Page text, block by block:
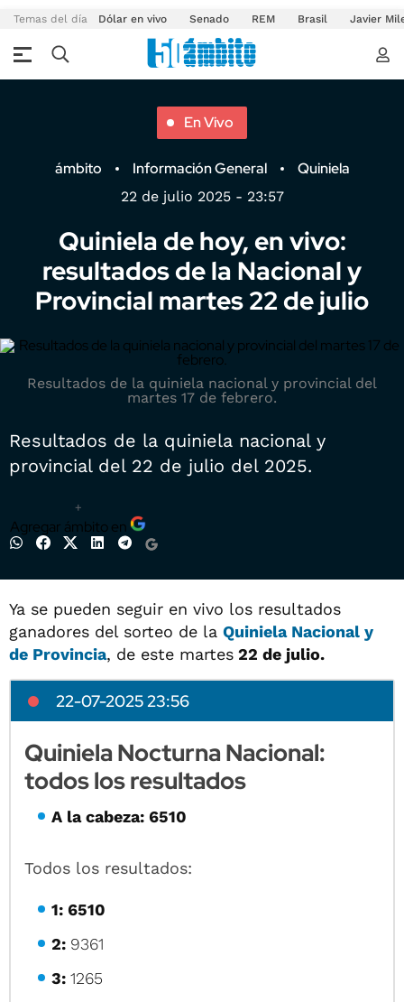
Temas del día Dólar en vivo Senado REM Brasil Javier
En Vivo
ámbito Información General Quiniela
22 de julio 2025 - 23:57
Quiniela de hoy, en vivo:
resultados de la Nacional y
Provincial martes 22 de julio
Resultados de la quiniela nacional y provincial del
martes 17 de febrero.
Resultados de la quiniela nacional y
provincial del 22 de julio del 2025.
+
Agregar ámbito en
Ya se pueden seguir en vivo los resultados
ganadores del sorteo de la Quiniela Nacional y
de Provincia, de este martes 22 de julio.
22-07-2025 23:56
Quiniela Nocturna Nacional:
todos los resultados
A la cabeza: 6510
Todos los resultados:
1: 6510
2: 9361
3:1265